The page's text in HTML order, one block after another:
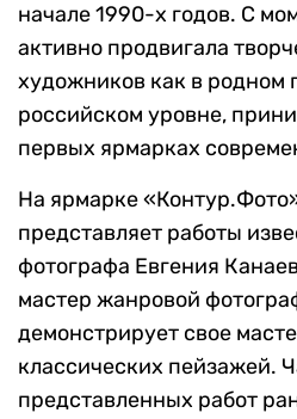
начале 1990-х годов. С
активно продвигала
художников как в родном
российском уровне,
первых ярмарках
На ярмарке
представляет работы
фотографа Евгения
мастер жанровой
демонстрирует свое
классических пейзажей.
представленных работ